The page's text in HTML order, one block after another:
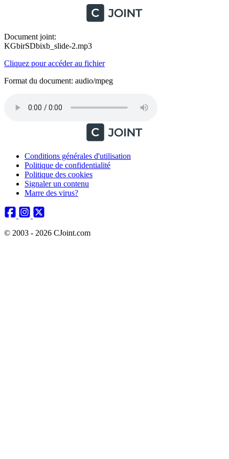
Document joint:
KGbirSDbixb_slide-2.mp3
Cliquez pour accéder au fichier
Format du document: audio/mpeg
Conditions générales d'utilisation
Politique de confidentialité
Politique des cookies
Signaler un contenu
Marre des virus?
© 2003 - 2026 CJoint.com